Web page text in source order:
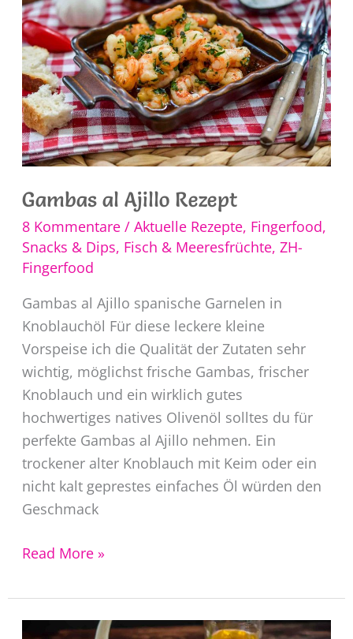
Gambas al Ajillo Rezept
8 Kommentare / Aktuelle Rezepte, Fingerfood,
Snacks & Dips, Fisch & Meeresfrüchte, ZH-
Fingerfood
Gambas al Ajillo spanische Garnelen in
Knoblauchöl Für diese leckere kleine
Vorspeise ich die Qualität der Zutaten sehr
wichtig, möglichst frische Gambas, frischer
Knoblauch und ein wirklich gutes
hochwertiges natives Olivenöl solltes du für
perfekte Gambas al Ajillo nehmen. Ein
trockener alter Knoblauch mit Keim oder ein
nicht kalt geprestes einfaches Öl würden den
Geschmack
Gambas
Ajillo
Rezept
Read More »